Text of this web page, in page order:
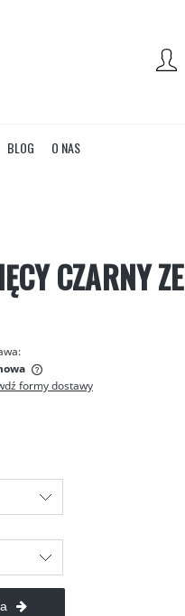
BLOG O NAS
CZARNY ZE
formy dostawy